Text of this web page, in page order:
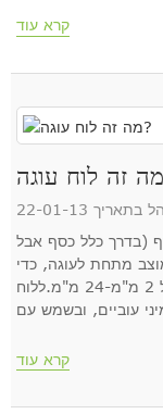
קרא עוד
22-01-13
(בדרך כלל כסף אבל
מתחת לעוגה, כדי
להקל על ההרמה וההובלה. יש לנו עובי של 2 מ"מ-24 מ"מ.ללוח
קרא עוד